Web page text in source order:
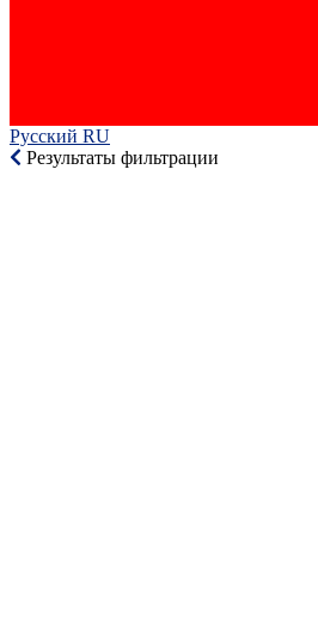
Русский RU‎
Результаты фильтрации